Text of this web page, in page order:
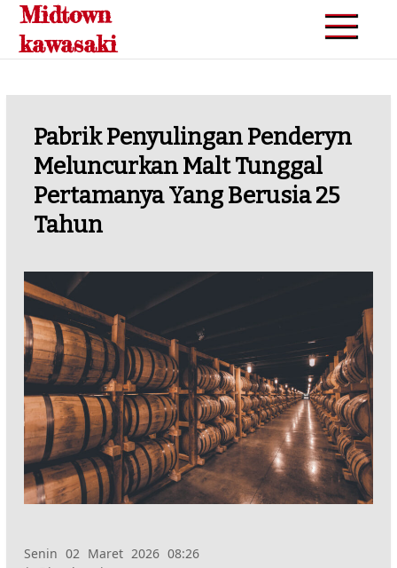
Skip
content
Midtown
kawasaki
Pabrik Penyulingan Penderyn
Meluncurkan Malt Tunggal
Pertamanya Yang Berusia 25
Tahun
Senin 02 Maret 2026 08:26